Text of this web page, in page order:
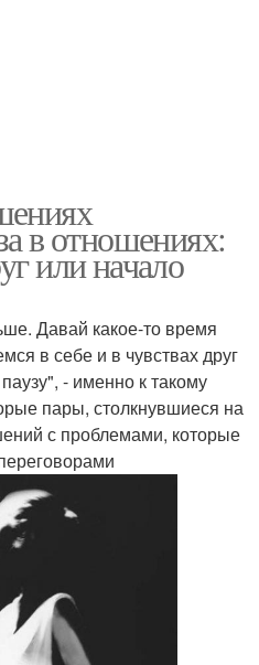
в отношениях:
или начало
Давай какое-то время
в себе и в чувствах друг
- именно к такому
пары, столкнувшиеся на
с проблемами, которые